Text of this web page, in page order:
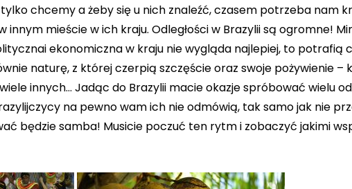
chcemy a żeby się u nich znaleźć, czasem potrzeba nam
innym mieście w ich kraju. Odległości w Brazylii są ogromne!
ekonomiczna w kraju nie wygląda najlepiej, to potrafią
naturę, z której czerpią szczęście oraz swoje pożywienie –
innych… Jadąc do Brazylii macie okazje spróbować wielu
na pewno wam ich nie odmówią, tak samo jak nie
będzie samba! Musicie poczuć ten rytm i zobaczyć jakimi